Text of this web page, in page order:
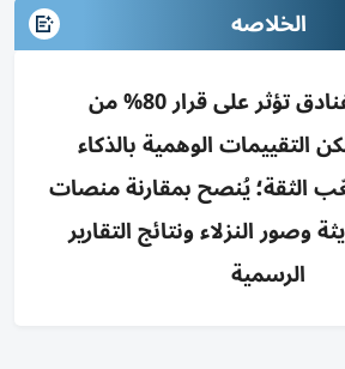
الخلاصه
تقييمات الفنادق تؤثر على قرار 80% من
التقييمات الوهمية بالذكاء
الثقة؛ يُنصح بمقارنة منصات
وصور النزلاء ونتائج التقارير
الرسمية